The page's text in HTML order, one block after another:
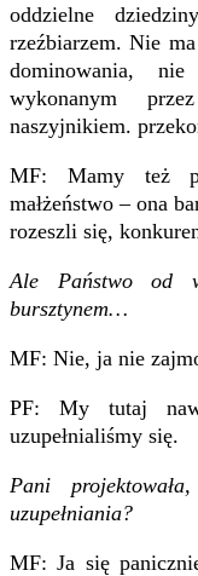
oddzielne
rzeźbiarzem. Nie
dominowania,
wykonanym
naszyjnikiem.
MF: Mamy też
małżeństwo – ona
rozeszli się,
Ale Państwo od
bursztynem…
MF: Nie, ja nie
PF: My tutaj
uzupełnialiśmy się.
Pani
uzupełniania?
MF: Ja się